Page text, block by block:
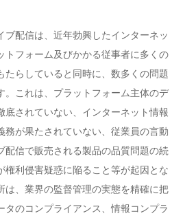
ブ配信は、近年勃興したインターネッ
トフォーム及びかかる従事者に多くの
たらしていると同時に、数多くの問題
。これは、プラットフォーム主体のデ
底されていない、インターネット情報
務が果たされていない、従業員の言動
配信で販売される製品の品質問題の続
権利侵害疑惑に陥ること等が起因とな
は、業界の監督管理の実態を精確に把
タのコンプライアンス、情報コンプラ